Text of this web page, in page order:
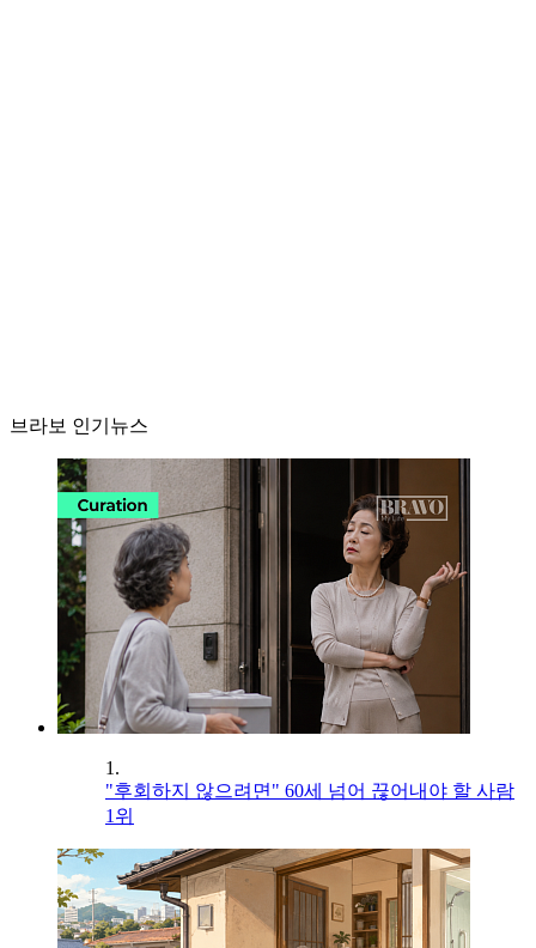
브라보 인기뉴스
1.
"후회하지 않으려면" 60세 넘어 끊어내야 할 사람
1위